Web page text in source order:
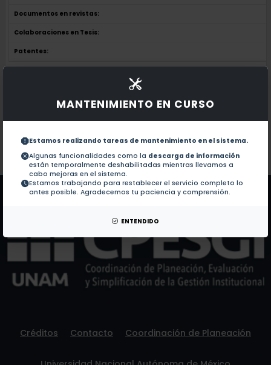
MANTENIMIENTO EN CURSO
Estamos realizando tareas de mantenimiento en el sistema.
Algunas funcionalidades como la descarga de información
están temporalmente deshabilitadas mientras llevamos a
cabo mejoras en el sistema.
Estamos trabajando para restablecer el servicio completo lo
antes posible. Agradecemos tu paciencia y comprensión.
ENTENDIDO
Documentos en revistas:
Colaboraciones en Tesis:
Patentes:
No hay obras de este autor.
Documentos en revistas:
Colaboraciones en Tesis:
No hay tesis de este autor.
Patentes:
No hay patentes de este autor.
Créditos Contacto Coordinación de Planeación